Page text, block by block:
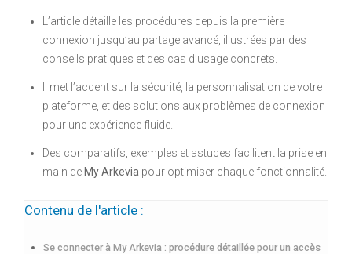
L’article détaille les procédures depuis la première
connexion jusqu’au partage avancé, illustrées par des
conseils pratiques et des cas d’usage concrets.
Il met l’accent sur la sécurité, la personnalisation de votre
plateforme, et des solutions aux problèmes de connexion
pour une expérience fluide.
Des comparatifs, exemples et astuces facilitent la prise en
main de My Arkevia pour optimiser chaque fonctionnalité.
Contenu de l'article :
Se connecter à My Arkevia : procédure détaillée pour un accès